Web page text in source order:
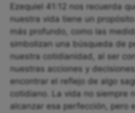
Ezequiel 41:12 nos recuerda
nuestra vida tiene un
más profundo, como las
simbolizan una búsqueda de
nuestra cotidianidad, al ser
nuestras acciones y
encontrar el reflejo de algo
cotidiano. La vida no siempre
alcanzar esa perfección, pero